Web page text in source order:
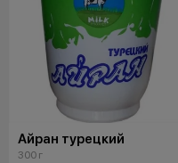
Айран турецкий
300 г